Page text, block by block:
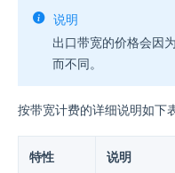
说明
出口带宽的价格会因
而不同。
按带宽计费的详细说明如下
特性 说明